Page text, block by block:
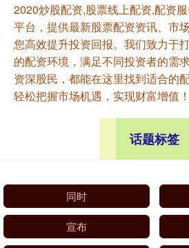
2020炒股配资,股票线上配资,配资
平台，提供最新股票配资资讯、市
您高效提升投资回报。我们致力于
的配资环境，满足不同投资者的需
资深股民，都能在这里找到适合的
轻松把握市场机遇，实现财富增值！
话题标签
同时
宣布